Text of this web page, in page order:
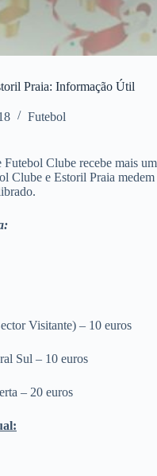
Praia: Informação Útil
Futebol
Clube recebe mais
Clube e Estoril Praia
Visitante) – 10 euros
Sul – 10 euros
– 20 euros